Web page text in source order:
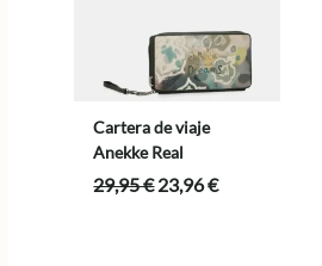
Cartera de viaje
Anekke Real
29,95€El
23,96€El